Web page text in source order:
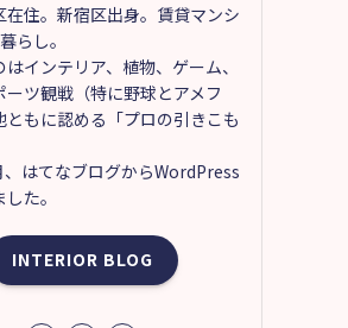
在住。新宿区出身。賃貸マンシ
らし。
インテリア、植物、ゲーム、
ーツ観戦（特に野球とアメフ
ともに認める「プロの引きこも
はてなブログからWordPress
た。
INTERIOR BLOG